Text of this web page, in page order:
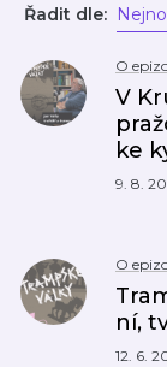
Řadit dle:
O
V
ke
9. 8.
O
ní,
12. 6.